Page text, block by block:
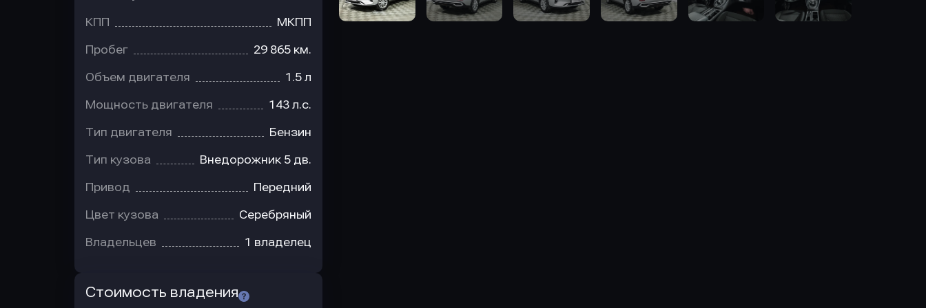
КПП МКПП
Пробег 29 865 км.
Объем двигателя 1.5 л
Мощность двигателя 143 л.с.
Тип двигателя Бензин
Тип кузова Внедорожник 5 дв.
Привод Передний
Цвет кузова Серебряный
Владельцев 1 владелец
Стоимость владения